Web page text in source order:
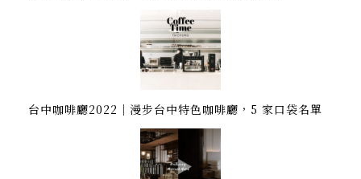
台中咖啡廳2022｜漫步台中特色咖啡廳，5 家口袋名單